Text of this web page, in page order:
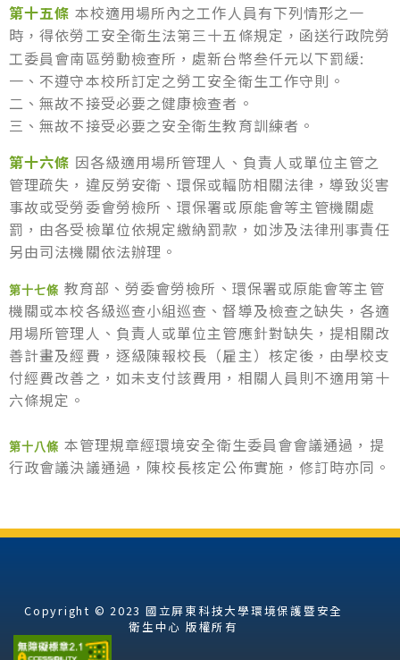
第十五條 本校適用場所內之工作人員有下列情形之一
時 ，得依勞工安全衛生法第三十五條規定 ， 函送行政院勞
工委員會南區勞動檢查所，處新台幣叁仟元以下罰緩:
一、不遵守本校所訂定之勞工安全衛生工作守則。
二、無故不接受必要之健康檢查者。
三、無故不接受必要之安全衛生教育訓練者。
第十六條 因各級適用場所管理人、負責人或單位主管之
管理疏失，違反勞安衛、環保或輻防相關法律，導致災害
事故或受勞委會勞檢所、環保署或原能會等主管機關處
罰，由各受檢單位依規定繳納罰款，如涉及法律刑事責任
另由司法機關依法辦理。
第十七條 教育部、勞委會勞檢所、環保署或原能會等主管
機關或本校各級巡查小組巡查、督導及檢查之缺失，各適
用場所管理人、負責人或單位主管應針對缺失，提相關改
善計畫及經費，逐級陳報校長（雇主）核定後，由學校支
付經費改善之，如未支付該費用，相關人員則不適用第十
六條規定。
第十八條 本管理規章經環境安全衛生委員會會議通過，提
行政會議決議通過，陳校長核定公佈實施，修訂時亦同。
Copyright © 2023 國立屏東科技大學環境保護暨安全
衛生中心 版權所有